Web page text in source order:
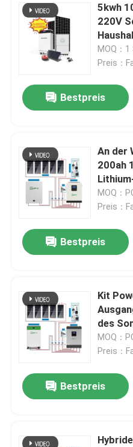
5kwh
220V
MOQ：
Preis：
Bestpreis
An der
200ah
MOQ：
Preis：
Bestpreis
Kit
des
MOQ：
Preis：
Bestpreis